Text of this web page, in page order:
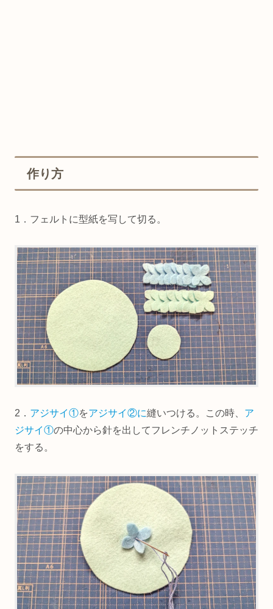
作り方
1．フェルトに型紙を写して切る。
2． アジサイ①をアジサイ②に縫いつける。この時、 ア
ジサイ①の中心から針を出してフレンチノットステッチ
をする。